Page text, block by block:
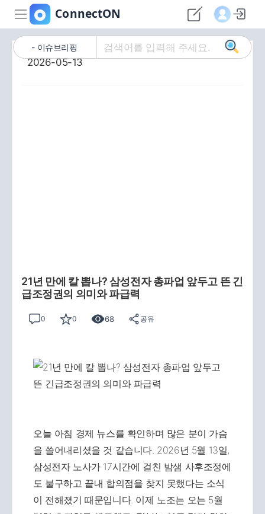
이슈브리핑
2026-05-13
21년 만에 칼 뽑나? 삼성전자 총파업 앞두고 뜬 긴
급조정권의 의미와 파급력
0 0 68 공유
오늘 아침 경제 뉴스를 확인하며 많은 분이 가슴
을 쓸어내리셨을 것 같습니다. 2026년 5월 13일,
삼성전자 노사가 17시간에 걸친 밤샘 사후조정에
도 불구하고 끝내 합의점을 찾지 못했다는 소식
이 전해졌기 때문입니다. 이제 노조는 오는 5월